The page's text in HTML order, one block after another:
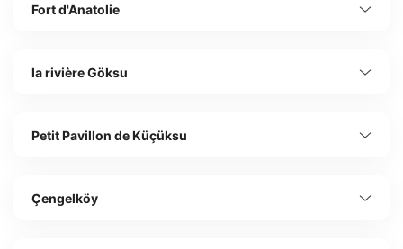
Fort d'Anatolie
la rivière Göksu
Petit Pavillon de Küçüksu
Çengelköy